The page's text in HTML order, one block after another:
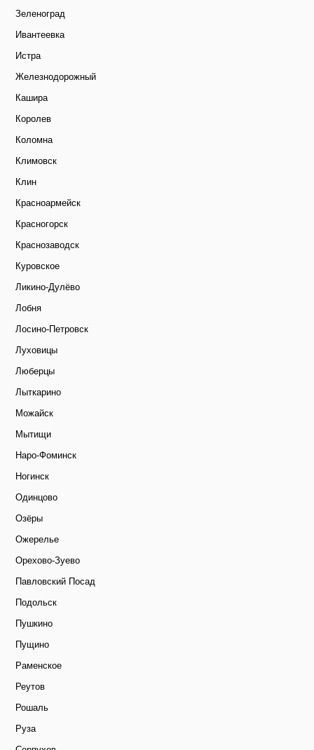
Зеленоград
Ивантеевка
Истра
Железнодорожный
Кашира
Королев
Коломна
Климовск
Клин
Красноармейск
Красногорск
Краснозаводск
Куровское
Ликино-Дулёво
Лобня
Лосино-Петровск
Луховицы
Люберцы
Лыткарино
Можайск
Мытищи
Наро-Фоминск
Ногинск
Одинцово
Озёры
Ожерелье
Орехово-Зуево
Павловский Посад
Подольск
Пушкино
Пущино
Раменское
Реутов
Рошаль
Руза